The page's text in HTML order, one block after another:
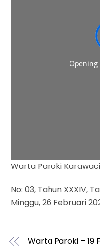
Warta Paroki
No: 03, Tahun XXXIV,
Minggu, 26 Februari
Warta Paroki – 19